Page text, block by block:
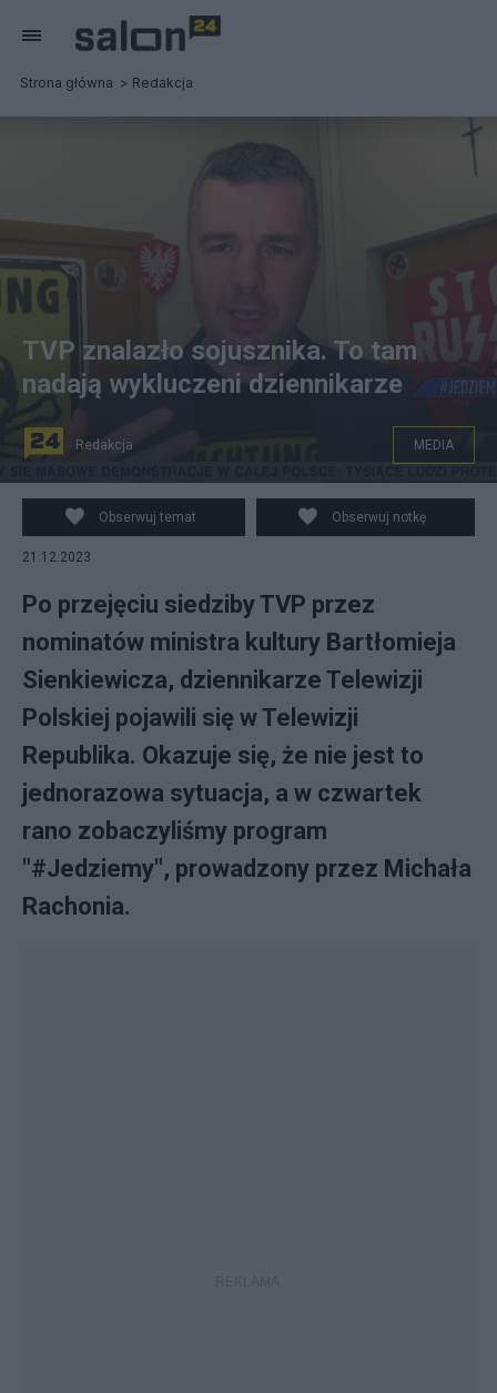
Strona główna Redakcja
Michał Rachoń prowadzi program "Jedziemy". Fot.
YouTube/Telewizja Republika
TVP znalazło sojusznika. To tam
nadają wykluczeni dziennikarze
Redakcja MEDIA
Obserwuj temat Obserwuj notkę
21.12.2023
Po przejęciu siedziby TVP przez
nominatów ministra kultury Bartłomieja
Sienkiewicza, dziennikarze Telewizji
Polskiej pojawili się w Telewizji
Republika. Okazuje się, że nie jest to
jednorazowa sytuacja, a w czwartek
rano zobaczyliśmy program
"#Jedziemy", prowadzony przez Michała
Rachonia.